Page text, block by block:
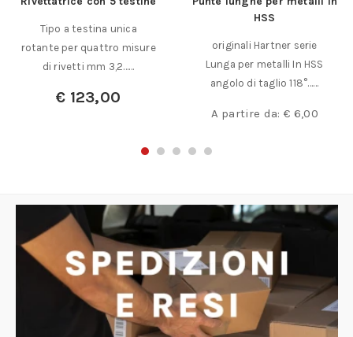
Tipo a testina unica
rotante per quattro misure
di rivetti mm 3,2……
€ 123,00
HSS
originali Hartner serie
Lunga per metalli In HSS
angolo di taglio 118°……
A partire da: € 6,00